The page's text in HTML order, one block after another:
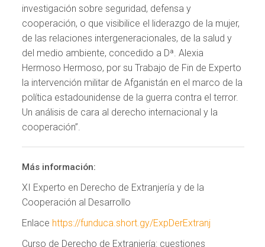
investigación sobre seguridad, defensa y
cooperación, o que visibilice el liderazgo de la mujer,
de las relaciones intergeneracionales, de la salud y
del medio ambiente, concedido a Dª. Alexia
Hermoso Hermoso, por su Trabajo de Fin de Experto
la intervención militar de Afganistán en el marco de la
política estadounidense de la guerra contra el terror.
Un análisis de cara al derecho internacional y la
cooperación”.
Más información:
XI Experto en Derecho de Extranjería y de la
Cooperación al Desarrollo
Enlace https://funduca.short.gy/ExpDerExtranj
Curso de Derecho de Extranjería: cuestiones